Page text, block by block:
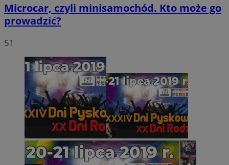
Microcar, czyli minisamochód. Kto może go
prowadzić?
51